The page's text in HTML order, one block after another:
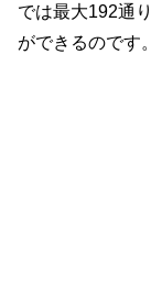
では最大192通
ができるのです。